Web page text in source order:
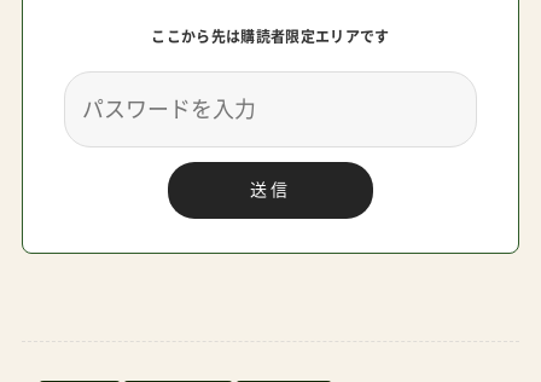
時代遅れになってしまっているかもしれないので
注意が必要。バタフライはちょっと予算オーバー。
オルフェオ（リベル）も地元で良く見かけすぎる…
被らないものなら→ベビーゼンYOYO2になるよ
ね。以上！この他にも深くユーザーの環境を深くヒ
ここから先は購読者限定エリアです
送信